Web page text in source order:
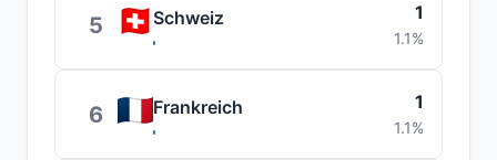
5 Schweiz 1
1.1%
6 Frankreich 1
1.1%